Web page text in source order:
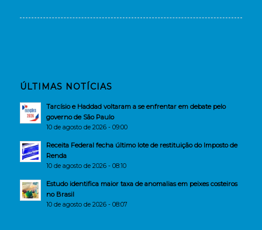
ÚLTIMAS NOTÍCIAS
Tarcísio e Haddad voltaram a se enfrentar em debate pelo
governo de São Paulo
10 de agosto de 2026 - 09:00
Receita Federal fecha último lote de restituição do Imposto de
Renda
10 de agosto de 2026 - 08:10
Estudo identifica maior taxa de anomalias em peixes costeiros
no Brasil
10 de agosto de 2026 - 08:07